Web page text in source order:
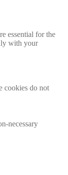
essential for the
with your
cookies do not
necessary